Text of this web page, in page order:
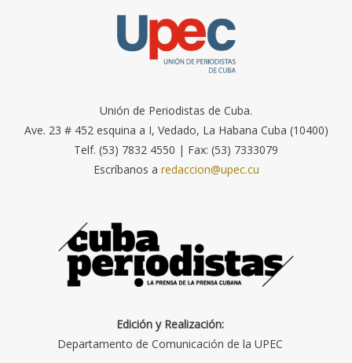
Unión de Periodistas de Cuba.
Ave. 23 # 452 esquina a I, Vedado, La Habana Cuba (10400)
Telf. (53) 7832 4550 | Fax: (53) 7333079
Escríbanos a redaccion@upec.cu
Edición y Realización:
Departamento de Comunicación de la UPEC